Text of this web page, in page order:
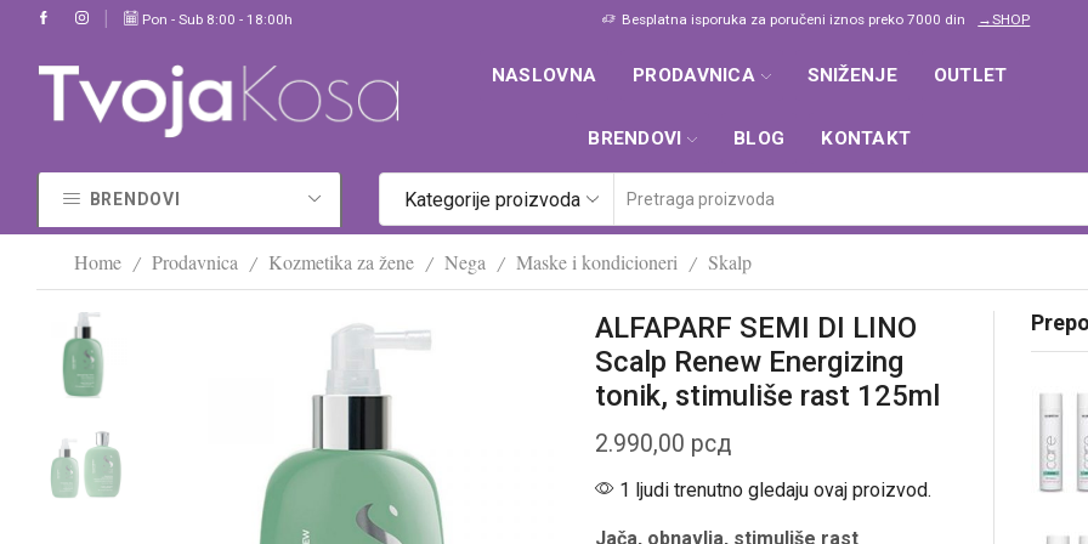
Pon - Sub 8:00 - 18:00h
Za dodatne informacije pozovite +381 62 355 495 Besplatna isporuka za poručeni iznos preko 7000 din →SHOP
NASLOVNA PRODAVNICA SNIŽENJE OUTLET
BRENDOVI BLOG KONTAKT
BRENDOVI Kategorije proizvoda
Home / Prodavnica / Kozmetika za žene / Nega / Maske i kondicioneri / Skalp
ALFAPARF SEMI DI LINO
Scalp Renew Energizing
tonik, stimuliše rast 125ml
2.990,00 рсд
1 ljudi trenutno gledaju ovaj proizvod.
Jača, obnavlja, stimuliše rast